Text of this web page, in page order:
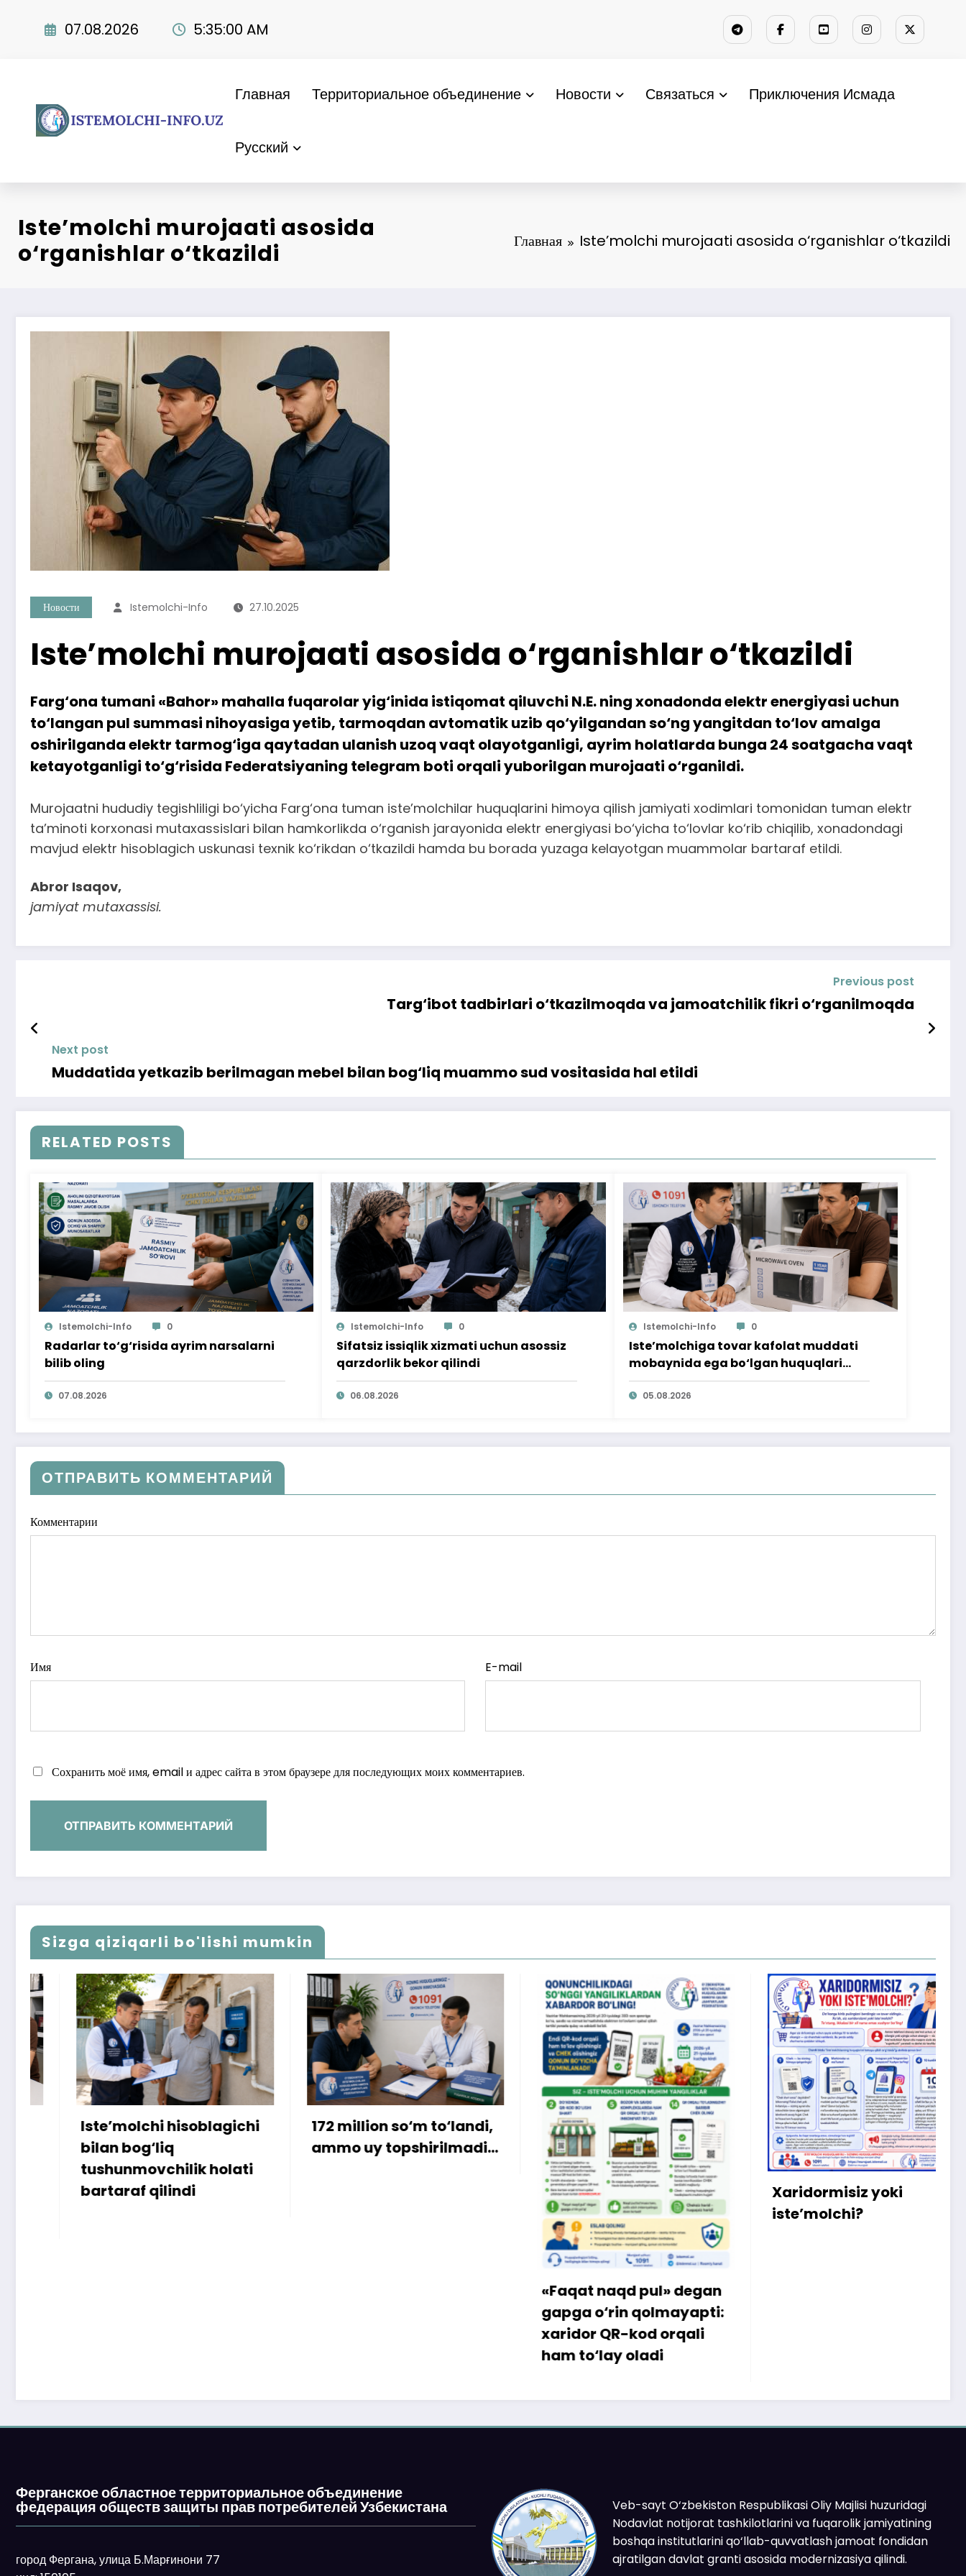
07.08.2026 5:35:01 AM
Главная Территориальное объединение Новости Связаться Приключения Исмада
Русский
Iste’molchi murojaati asosida
o‘rganishlar o‘tkazildi
Главная Iste’molchi murojaati asosida o‘rganishlar o‘tkazildi
Новости Istemolchi-Info 27.10.2025
Iste’molchi murojaati asosida o‘rganishlar o‘tkazildi
Farg‘ona tumani «Bahor» mahalla fuqarolar yig‘inida istiqomat qiluvchi N.E. ning xonadonda elektr energiyasi uchun
to‘langan pul summasi nihoyasiga yetib, tarmoqdan avtomatik uzib qo‘yilgandan so‘ng yangitdan to‘lov amalga
oshirilganda elektr tarmog‘iga qaytadan ulanish uzoq vaqt olayotganligi, ayrim holatlarda bunga 24 soatgacha vaqt
ketayotganligi to‘g‘risida Federatsiyaning telegram boti orqali yuborilgan murojaati o‘rganildi.
Murojaatni hududiy tegishliligi bo‘yicha Farg‘ona tuman iste’molchilar huquqlarini himoya qilish jamiyati xodimlari tomonidan tuman elektr
ta’minoti korxonasi mutaxassislari bilan hamkorlikda o‘rganish jarayonida elektr energiyasi bo‘yicha to‘lovlar ko‘rib chiqilib, xonadondagi
mavjud elektr hisoblagich uskunasi texnik ko‘rikdan o‘tkazildi hamda bu borada yuzaga kelayotgan muammolar bartaraf etildi.
Abror Isaqov,
jamiyat mutaxassisi.
Previous post
Targ‘ibot tadbirlari o‘tkazilmoqda va jamoatchilik fikri o‘rganilmoqda
Next post
Muddatida yetkazib berilmagan mebel bilan bog‘liq muammo sud vositasida hal etildi
RELATED POSTS
Istemolchi-Info 0
Radarlar to‘g‘risida ayrim narsalarni
bilib oling
07.08.2026
Istemolchi-Info 0
Sifatsiz issiqlik xizmati uchun asossiz
qarzdorlik bekor qilindi
06.08.2026
Istemolchi-Info 0
Iste’molchiga tovar kafolat muddati
mobaynida ega bo‘lgan huquqlari
ta’minlab berildi
05.08.2026
ОТПРАВИТЬ КОММЕНТАРИЙ
Комментарии
Имя E-mail
Сохранить моё имя, email и адрес сайта в этом браузере для последующих моих комментариев.
Sizga qiziqarli bo'lishi mumkin
Iste’molchi hisoblagichi
bilan bog‘liq
tushunmovchilik holati
bartaraf qilindi
172 million so‘m to‘landi,
ammo uy topshirilmadi…
«Faqat naqd pul» degan
gapga o‘rin qolmayapti:
xaridor QR-kod orqali
ham to‘lay oladi
Xaridormisiz yoki
iste’molchi?
Ферганское областное территориальное объединение
федерация обществ защиты прав потребителей Узбекистана
город Фергана, улица Б.Марғинони 77
Veb-sayt O‘zbekiston Respublikasi Oliy Majlisi huzuridagi
Nodavlat notijorat tashkilotlarini va fuqarolik jamiyatining
boshqa institutlarini qo‘llab-quvvatlash jamoat fondidan
ajratilgan davlat granti asosida modernizasiya qilindi.